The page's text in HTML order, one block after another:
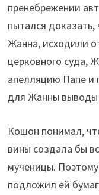
пренебрежении
пытался
Жанна, исходили
церковного суда,
апелляцию Папе и
для Жанны выводы
Кошон понимал,
вины создала бы
мученицы.
подложил ей